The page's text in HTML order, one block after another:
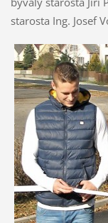
starosta Ing. Josef